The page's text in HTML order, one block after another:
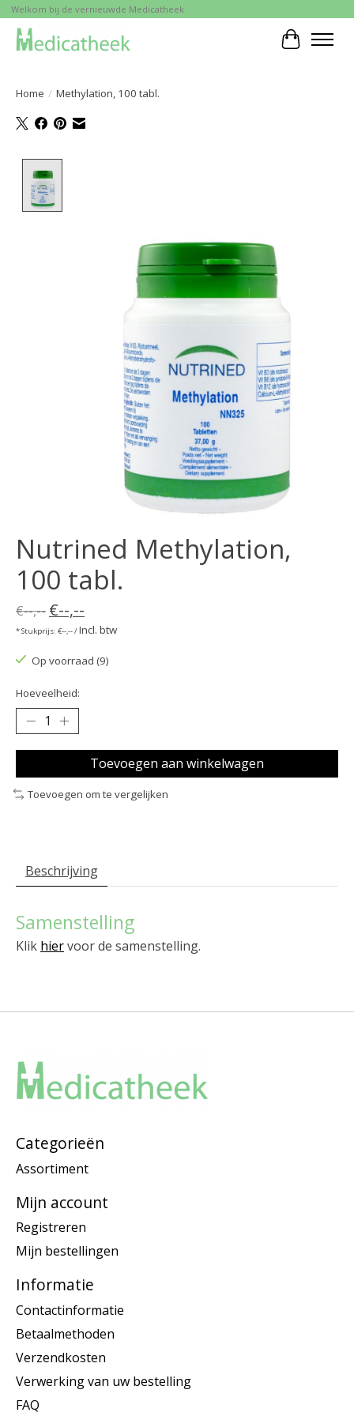
Welkom bij de vernieuwde Medicatheek
Home / Methylation, 100 tabl.
Nutrined Methylation,
100 tabl.
€--,-- €--,--
* Stukprijs: €--,-- /Incl. btw
Op voorraad (9)
Hoeveelheid:
Toevoegen aan winkelwagen
Toevoegen om te vergelijken
Beschrijving
Samenstelling
Klik hiervoor de samenstelling.
Categorieën
Assortiment
Mijn account
Registreren
Mijn bestellingen
Informatie
Contactinformatie
Betaalmethoden
Verzendkosten
Verwerking van uw bestelling
FAQ